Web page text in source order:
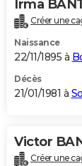
Irma
Créer une
Naissance
22/11/1895 à
Décès
21/01/1981 à
Victor
Créer une